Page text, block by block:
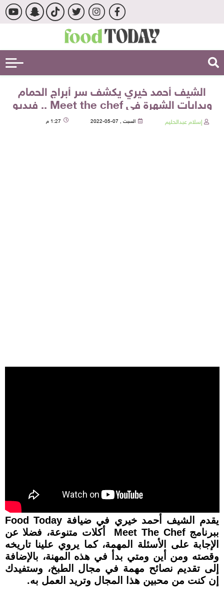
الشيف أحمد خيري يكشف سر أبراج الحمام
وبدايات الشهرة في Meet the chef .. فيديو
إسلام عبدالحليم السبت , 07-05-2022 1:27 م
يقدم الشيف أحمد خيري في ضيافة Food Today
ببرنامج Meet The Chef أكلات متنوعة، فضلا عن
الإجابة على الأسئلة المهمة، كما يروي علينا تاريخه
وقصته ومن أين ومتي بدأ في هذه المهنة، بالإضافة
إلى تقديم نصائح مهمة في مجال الطبخ، وستفيدك
إن كنت من محبين هذا المجال وتريد العمل به.